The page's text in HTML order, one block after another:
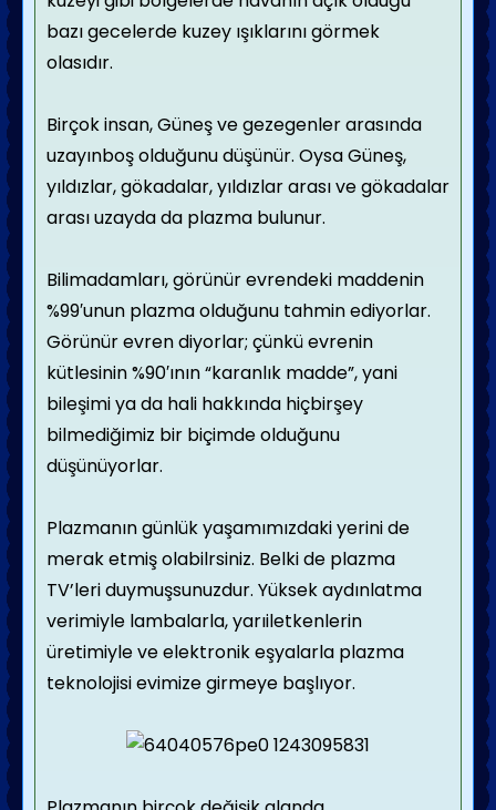
bazı gecelerde kuzey ışıklarını görmek
olasıdır.
Birçok insan, Güneş ve gezegenler arasında
uzayınboş olduğunu düşünür. Oysa Güneş,
yıldızlar, gökadalar, yıldızlar arası ve gökadalar
arası uzayda da plazma bulunur.
Bilimadamları, görünür evrendeki maddenin
%99′unun plazma olduğunu tahmin ediyorlar.
Görünür evren diyorlar; çünkü evrenin
kütlesinin %90′ının “karanlık madde”, yani
bileşimi ya da hali hakkında hiçbirşey
bilmediğimiz bir biçimde olduğunu
düşünüyorlar.
Plazmanın günlük yaşamımızdaki yerini de
merak etmiş olabilrsiniz. Belki de plazma
TV’leri duymuşsunuzdur. Yüksek aydınlatma
verimiyle lambalarla, yarıiletkenlerin
üretimiyle ve elektronik eşyalarla plazma
teknolojisi evimize girmeye başlıyor.